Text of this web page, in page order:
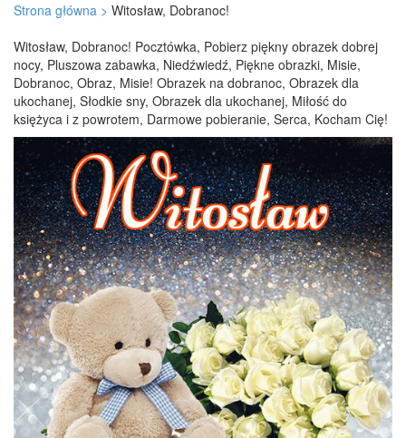
Strona główna > Witosław, Dobranoc!
Witosław, Dobranoc! Pocztówka, Pobierz piękny obrazek dobrej
nocy, Pluszowa zabawka, Niedźwiedź, Piękne obrazki, Misie,
Dobranoc, Obraz, Misie! Obrazek na dobranoc, Obrazek dla
ukochanej, Słodkie sny, Obrazek dla ukochanej, Miłość do
księżyca i z powrotem, Darmowe pobieranie, Serca, Kocham Cię!